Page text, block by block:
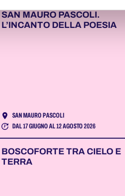
SAN MAURO PASCOLI.
L’INCANTO DELLA POESIA
SAN MAURO PASCOLI
DAL 17 GIUGNO AL 12 AGOSTO 2026
BOSCOFORTE TRA CIELO E
TERRA